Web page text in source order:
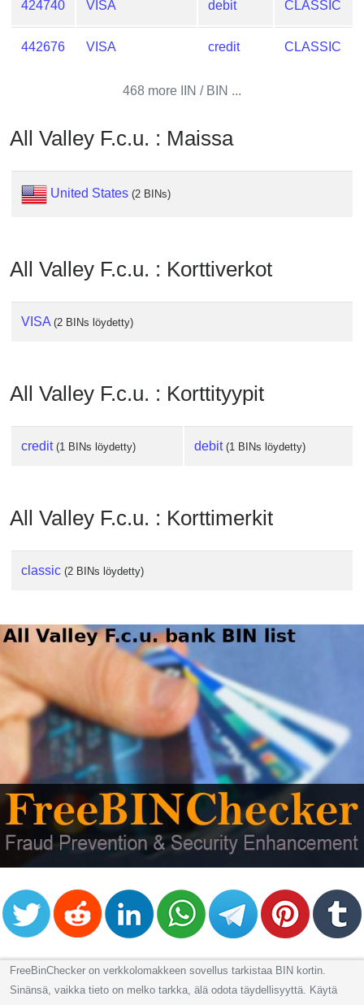
Checker
Service
IP
?
IP
BIN
/
Validator
424740 VISA debit CLASSIC
442676 VISA credit CLASSIC
468 more IIN / BIN ...
All Valley F.c.u. : Maissa
United States (2 BINs)
All Valley F.c.u. : Korttiverkot
VISA (2 BINs löydetty)
All Valley F.c.u. : Korttityypit
credit (1 BINs löydetty) debit (1 BINs löydetty)
All Valley F.c.u. : Korttimerkit
classic (2 BINs löydetty)
FreeBinChecker on verkkolomakkeen sovellus tarkistaa BIN kortin.
Sinänsä, vaikka tieto on melko tarkka, älä odota täydellisyyttä. Käytä